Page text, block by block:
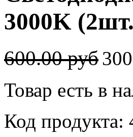
3000K
600.00 руб
Товар есть в
Код продукта: